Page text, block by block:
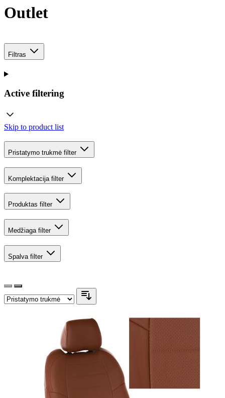
Outlet
Filtras
Active filtering
Skip to product list
Pristatymo trukmė filter
Komplektacija filter
Produktas filter
Medžiaga filter
Spalva filter